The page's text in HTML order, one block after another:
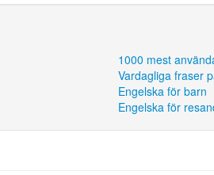
1000 mest
Vardagliga fraser
Engelska för barn
Engelska för